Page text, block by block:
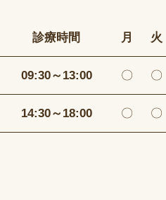
診療時間 月 火
09:30～13:00 〇 〇
14:30～18:00 〇 〇